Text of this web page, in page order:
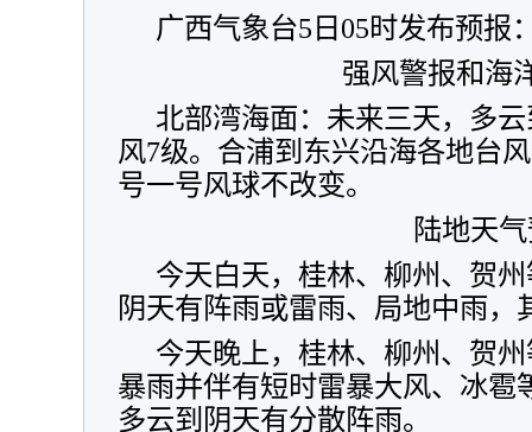
广西气象台5日05时发布预报
强风警报和海
北部湾海面：未来三天，多
风7级。合浦到东兴沿海各地台
号一号风球不改变。
陆地天
今天白天，桂林、柳州、贺
阴天有阵雨或雷雨、局地中雨，
今天晚上，桂林、柳州、贺
暴雨并伴有短时雷暴大风、冰雹
多云到阴天有分散阵雨。